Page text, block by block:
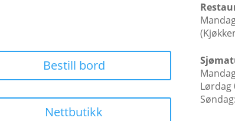
Bestill bord
Nettbutikk
Lørdag